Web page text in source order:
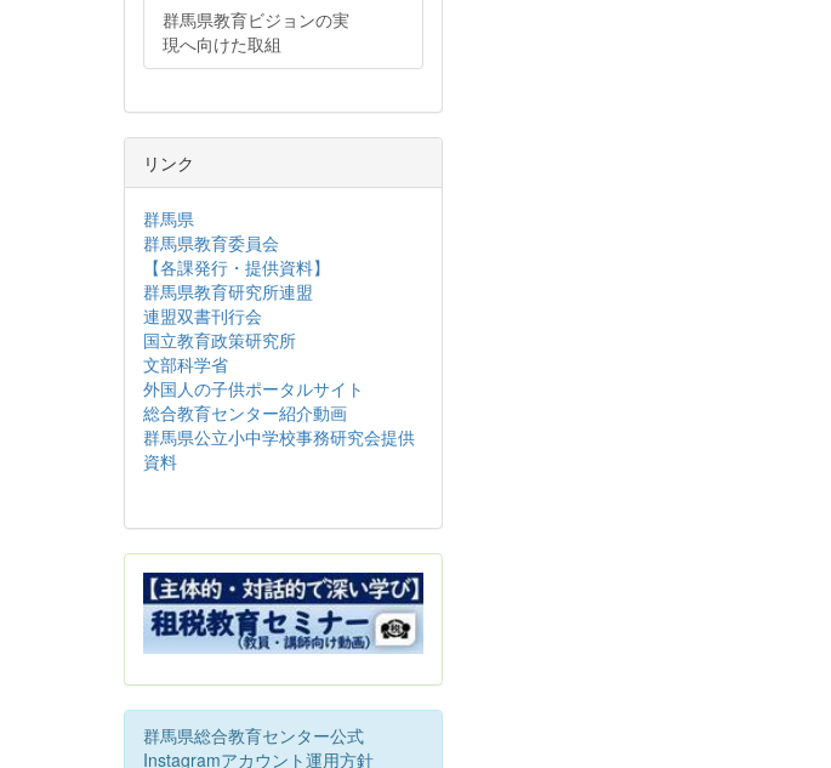
群馬県教育ビジョンの実
現へ向けた取組
リンク
群馬県
群馬県教育委員会
【各課発行・提供資料】
群馬県教育研究所連盟
連盟双書刊行会
国立教育政策研究所
文部科学省
外国人の子供ポータルサイト
総合教育センター紹介動画
群馬県公立小中学校事務研究会提供
資料
群馬県総合教育センター公式
Instagramアカウント運用方針